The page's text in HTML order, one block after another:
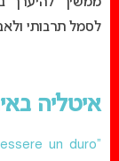
לסמל תרבותי
איטליה